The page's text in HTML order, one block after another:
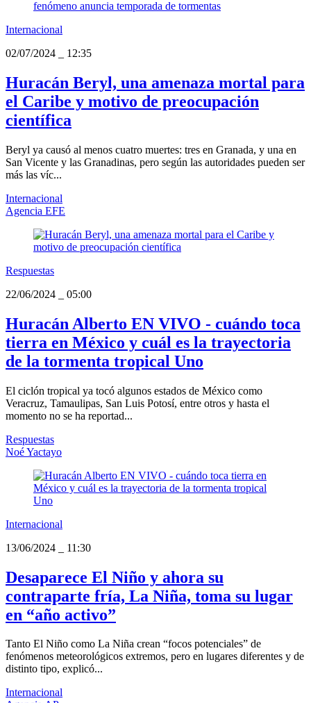
Internacional
02/07/2024
12:35
Huracán Beryl, una amenaza mortal para
el Caribe y motivo de preocupación
científica
Beryl ya causó al menos cuatro muertes: tres en Granada, y una en
San Vicente y las Granadinas, pero según las autoridades pueden ser
más las víc...
Internacional
Agencia EFE
Respuestas
22/06/2024
05:00
Huracán Alberto EN VIVO - cuándo toca
tierra en México y cuál es la trayectoria
de la tormenta tropical Uno
El ciclón tropical ya tocó algunos estados de México como
Veracruz, Tamaulipas, San Luis Potosí, entre otros y hasta el
momento no se ha reportad...
Respuestas
Noé Yactayo
Internacional
13/06/2024
11:30
Desaparece El Niño y ahora su
contraparte fría, La Niña, toma su lugar
en “año activo”
Tanto El Niño como La Niña crean “focos potenciales” de
fenómenos meteorológicos extremos, pero en lugares diferentes y de
distinto tipo, explicó...
Internacional